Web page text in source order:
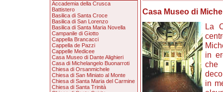
Accademia della Crusca
Battistero
Basilica di Santa Croce
Basilica di San Lorenzo
Basilica di Santa Maria Novella
Campanile di Giotto
Cappella Brancacci
Cappella de Pazzi
Cappelle Medicee
Casa Museo di Dante Alighieri
Casa di Michelangelo Buonarroti
Chiesa di Orsanmichele
Chiesa di San Miniato al Monte
Chiesa di Santa Maria del Carmine
Chiesa di Santa Trinità
Casa Museo di
La
in
che
in